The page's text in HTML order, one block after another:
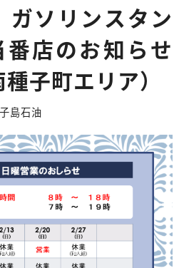
ソリンスタン
番店のお知らせ
子町エリア）
島石油